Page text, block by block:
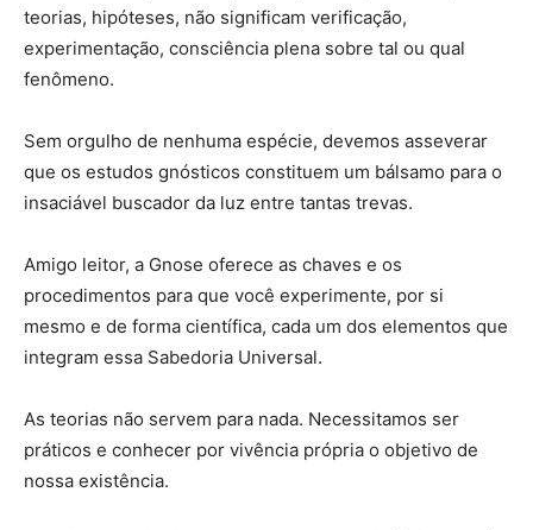
teorias, hipóteses, não significam verificação,
experimentação, consciência plena sobre tal ou qual
fenômeno.
Sem orgulho de nenhuma espécie, devemos asseverar
que os estudos gnósticos constituem um bálsamo para o
insaciável buscador da luz entre tantas trevas.
Amigo leitor, a Gnose oferece as chaves e os
procedimentos para que você experimente, por si
mesmo e de forma científica, cada um dos elementos que
integram essa Sabedoria Universal.
As teorias não servem para nada. Necessitamos ser
práticos e conhecer por vivência própria o objetivo de
nossa existência.